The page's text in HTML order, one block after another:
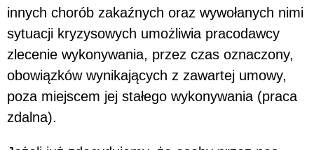
innych chorób zakaźnych oraz wywołanych nimi
sytuacji kryzysowych umożliwia pracodawcy
zlecenie wykonywania, przez czas oznaczony,
obowiązków wynikających z zawartej umowy,
poza miejscem jej stałego wykonywania (praca
zdalna).